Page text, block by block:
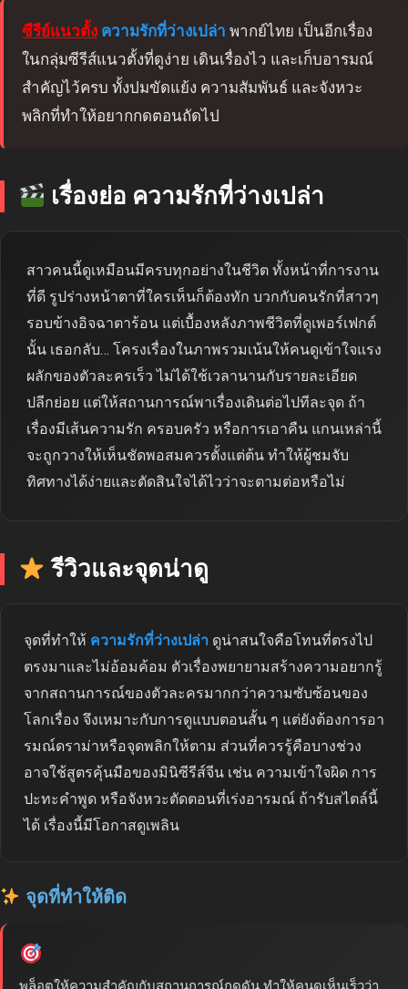
ซีรีย์แนวตั้ง ความรักที่ว่างเปล่า พากย์ไทย เป็นอีกเรื่อง
ในกลุ่มซีรีส์แนวตั้งที่ดูง่าย เดินเรื่องไว และเก็บอารมณ์
สำคัญไว้ครบ ทั้งปมขัดแย้ง ความสัมพันธ์ และจังหวะ
พลิกที่ทำให้อยากกดตอนถัดไป
เรื่องย่อ ความรักที่ว่างเปล่า
สาวคนนี้ดูเหมือนมีครบทุกอย่างในชีวิต ทั้งหน้าที่การงาน
ที่ดี รูปร่างหน้าตาที่ใครเห็นก็ต้องทัก บวกกับคนรักที่สาวๆ
รอบข้างอิจฉาตาร้อน แต่เบื้องหลังภาพชีวิตที่ดูเพอร์เฟกต์
นั้น เธอกลับ… โครงเรื่องในภาพรวมเน้นให้คนดูเข้าใจแรง
ผลักของตัวละครเร็ว ไม่ได้ใช้เวลานานกับรายละเอียด
ปลีกย่อย แต่ให้สถานการณ์พาเรื่องเดินต่อไปทีละจุด ถ้า
เรื่องมีเส้นความรัก ครอบครัว หรือการเอาคืน แกนเหล่านี้
จะถูกวางให้เห็นชัดพอสมควรตั้งแต่ต้น ทำให้ผู้ชมจับ
ทิศทางได้ง่ายและตัดสินใจได้ไวว่าจะตามต่อหรือไม่
รีวิวและจุดน่าดู
จุดที่ทำให้ ความรักที่ว่างเปล่า ดูน่าสนใจคือโทนที่ตรงไป
ตรงมาและไม่อ้อมค้อม ตัวเรื่องพยายามสร้างความอยากรู้
จากสถานการณ์ของตัวละครมากกว่าความซับซ้อนของ
โลกเรื่อง จึงเหมาะกับการดูแบบตอนสั้น ๆ แต่ยังต้องการอา
รมณ์ดราม่าหรือจุดพลิกให้ตาม ส่วนที่ควรรู้คือบางช่วง
อาจใช้สูตรคุ้นมือของมินิซีรีส์จีน เช่น ความเข้าใจผิด การ
ปะทะคำพูด หรือจังหวะตัดตอนที่เร่งอารมณ์ ถ้ารับสไตล์นี้
ได้ เรื่องนี้มีโอกาสดูเพลิน
จุดที่ทำให้ติด